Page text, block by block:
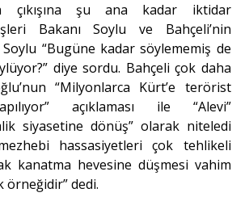
çıkışına şu ana kadar iktidar
Bakanı Soylu ve Bahçeli’nin
“Bugüne kadar söylememiş de
diye sordu. Bahçeli çok daha
“Milyonlarca Kürt’e terörist
açıklaması ile “Alevi”
siyasetine dönüş” olarak niteledi
hassasiyetleri çok tehlikeli
kanatma hevesine düşmesi vahim
dedi.